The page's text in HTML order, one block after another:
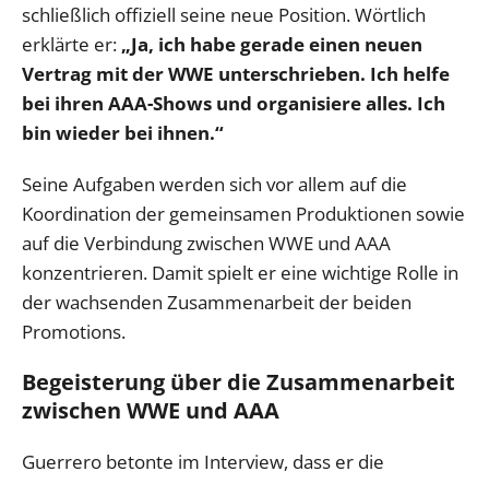
schließlich offiziell seine neue Position. Wörtlich
erklärte er: „Ja, ich habe gerade einen neuen
Vertrag mit der WWE unterschrieben. Ich helfe
bei ihren AAA-Shows und organisiere alles. Ich
bin wieder bei ihnen.“
Seine Aufgaben werden sich vor allem auf die
Koordination der gemeinsamen Produktionen sowie
auf die Verbindung zwischen WWE und AAA
konzentrieren. Damit spielt er eine wichtige Rolle in
der wachsenden Zusammenarbeit der beiden
Promotions.
Begeisterung über die Zusammenarbeit
zwischen WWE und AAA
Guerrero betonte im Interview, dass er die